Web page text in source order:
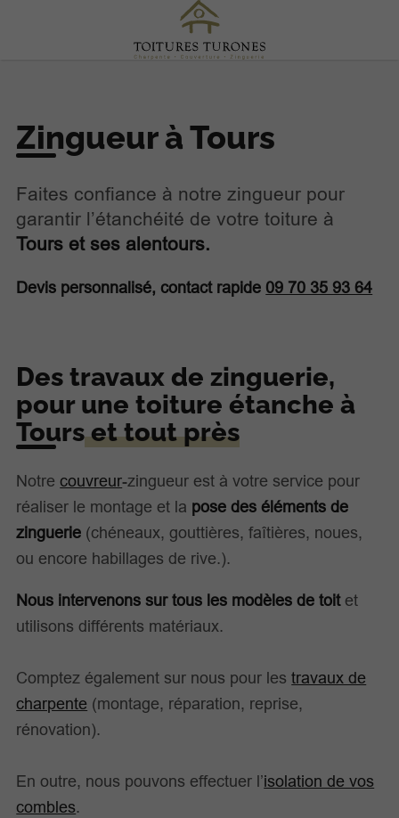
Zingueur à Tours
Faites confiance à notre zingueur pour
garantir l’étanchéité de votre toiture à
Tours et ses alentours.
Devis personnalisé, contact rapide 09 70 35 93 64
Des travaux de zinguerie,
pour une toiture étanche à
Tourset tout près
Notre couvreur-zingueur est à votre service pour
réaliser le montage et la pose des éléments de
zinguerie (chéneaux, gouttières, faîtières, noues,
ou encore habillages de rive.).
Nous intervenons sur tous les modèles de toitet
utilisons différents matériaux.
Comptez également sur nous pour lestravaux de
charpente (montage, réparation, reprise,
rénovation).
En outre, nous pouvons effectuer l’isolation de vos
combles.